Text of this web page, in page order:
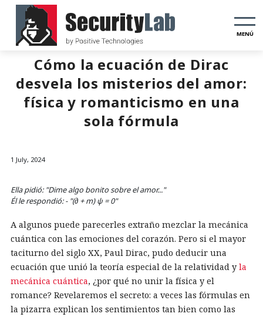
MENÚ
Cómo la ecuación de Dirac
desvela los misterios del amor:
física y romanticismo en una
sola fórmula
1 July, 2024
Ella pidió: "Dime algo bonito sobre el amor..."
Él le respondió: - "(∂ + m) ψ = 0"
A algunos puede parecerles extraño mezclar la mecánica
cuántica con las emociones del corazón. Pero si el mayor
taciturno del siglo XX, Paul Dirac, pudo deducir una
ecuación que unió la teoría especial de la relatividad y la
mecánica cuántica, ¿por qué no unir la física y el
romance? Revelaremos el secreto: a veces las fórmulas en
la pizarra explican los sentimientos tan bien como las